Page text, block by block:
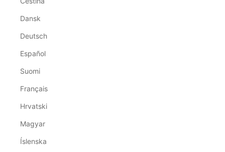
Dansk
Deutsch
Español
Suomi
Français
Hrvatski
Magyar
Íslenska